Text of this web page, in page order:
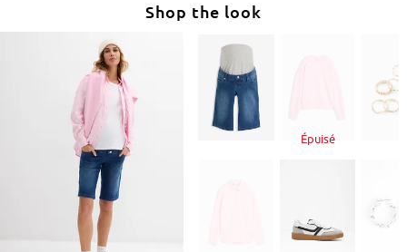
Shop the look
Épuisé